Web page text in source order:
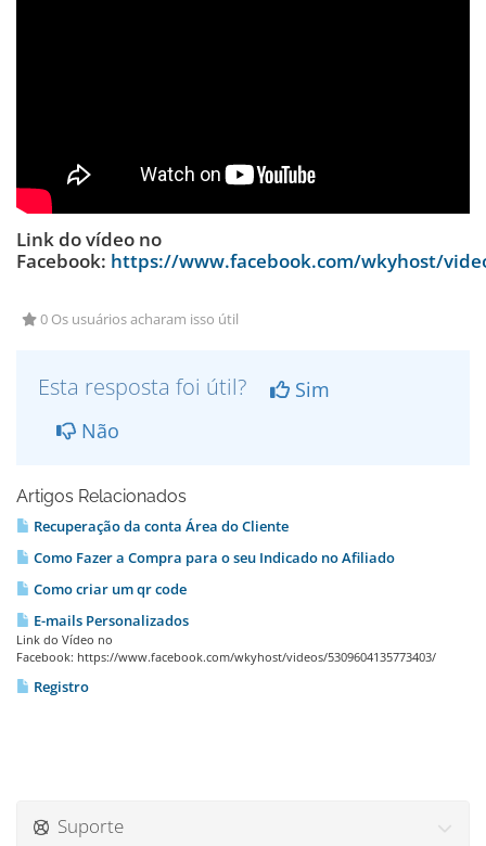
Link do vídeo no
Facebook: https://www.facebook.com/wkyhost/
0 Os usuários acharam isso útil
Esta resposta foi útil?
Sim
Não
Artigos Relacionados
Recuperação da conta Área do Cliente
Como Fazer a Compra para o seu Indicado no Afiliado
Como criar um qr code
E-mails Personalizados
Link do Vídeo no
Facebook: https://www.facebook.com/wkyhost/videos/5309604135773403/
Registro
Suporte